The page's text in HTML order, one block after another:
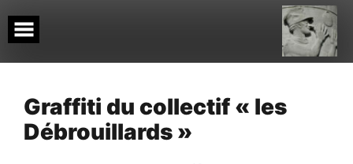
to
content
Graffiti du collectif « les
Débrouillards »